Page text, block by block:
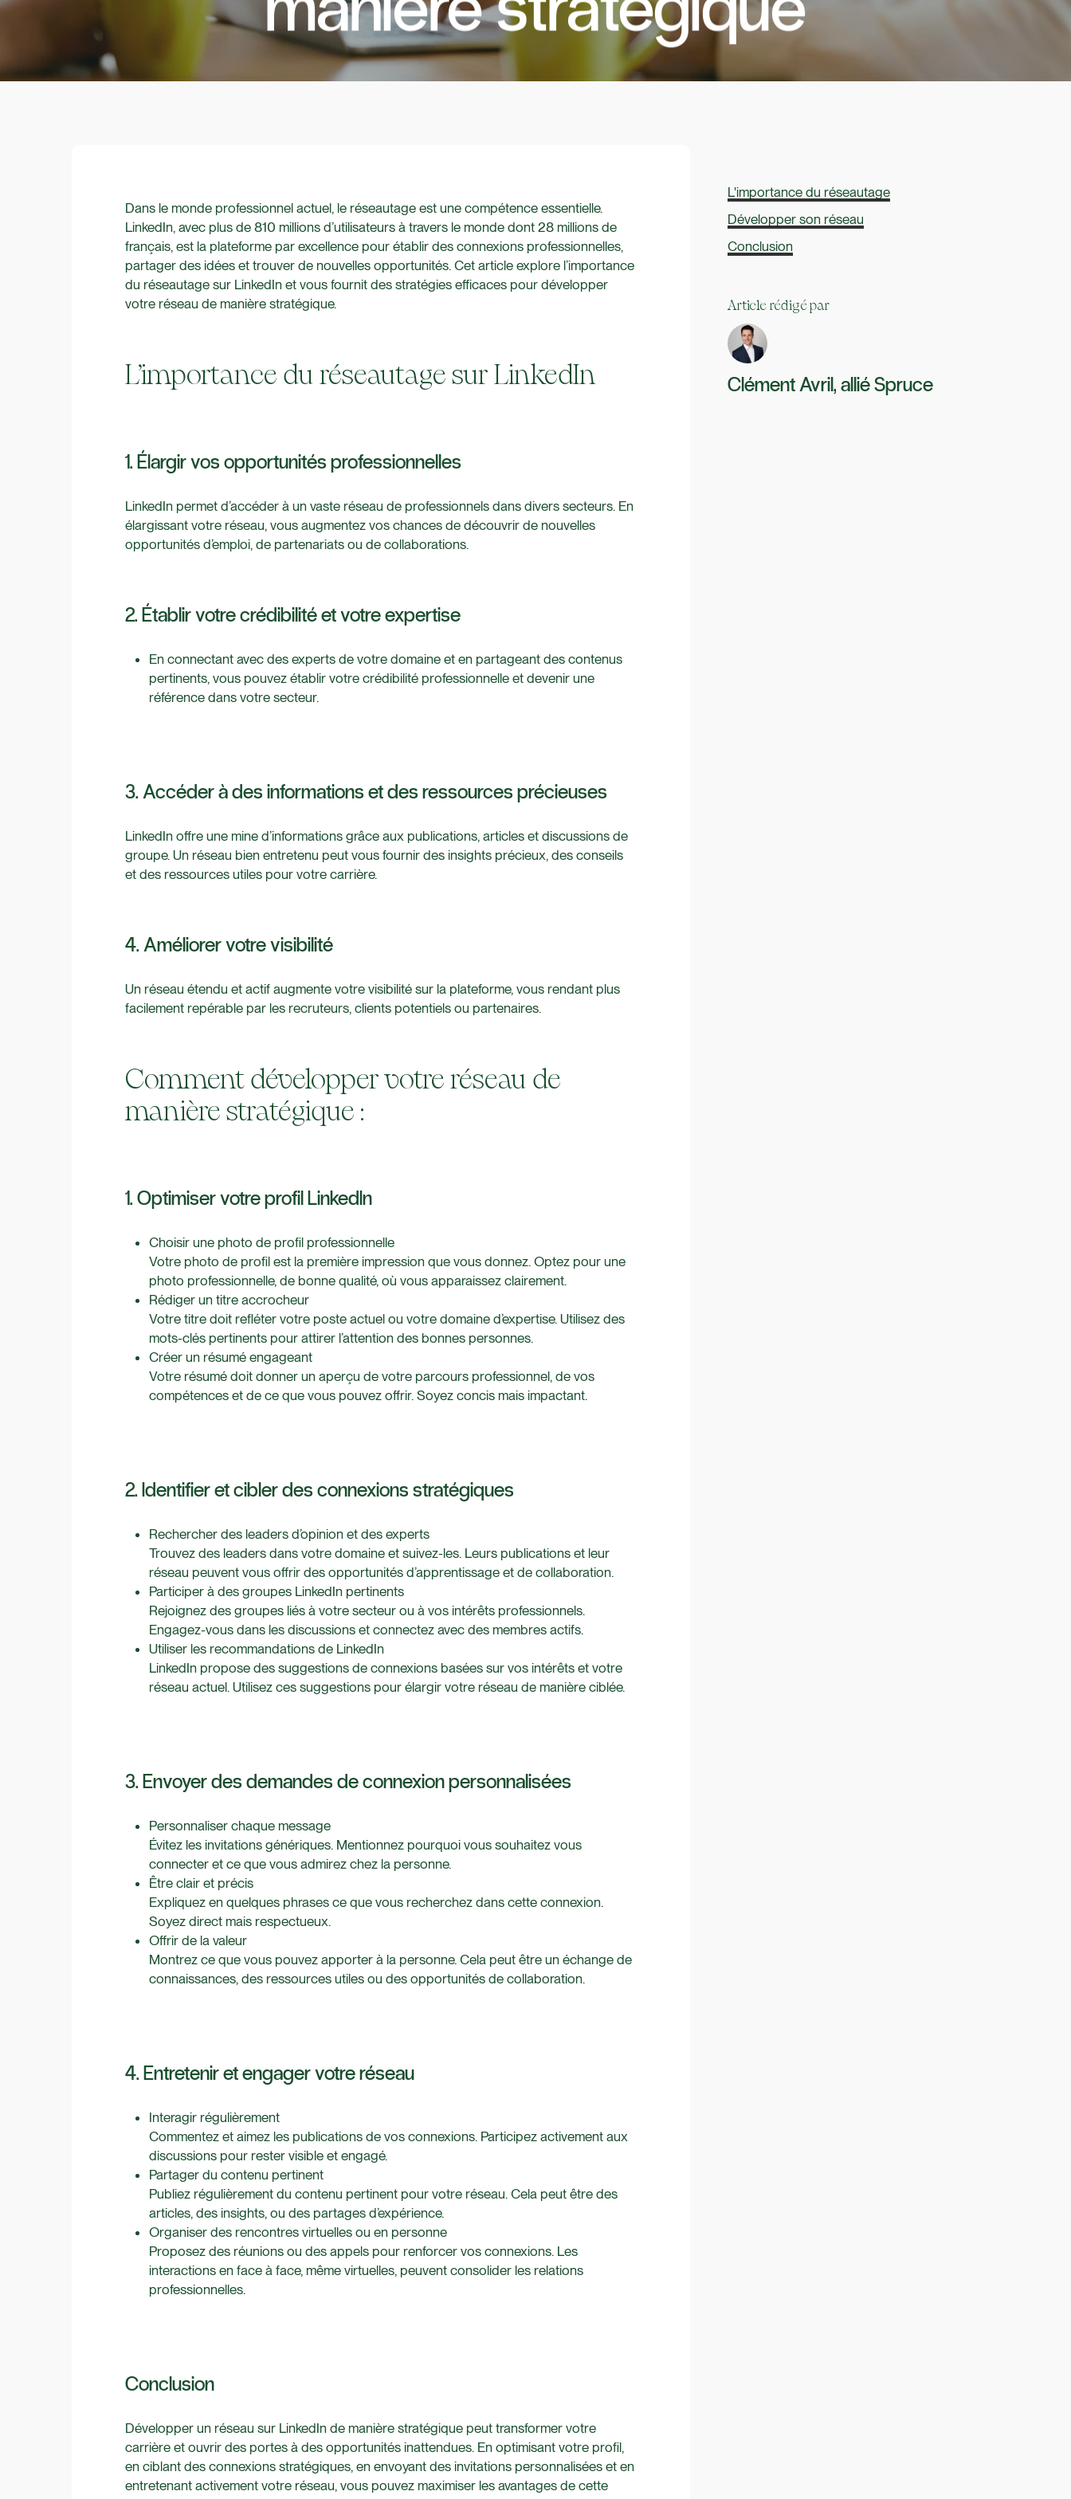
Dans le monde professionnel actuel, le réseautage est une compétence essentielle.
LinkedIn, avec plus de 810 millions d’utilisateurs à travers le monde dont 28 millions de
français, est la plateforme par excellence pour établir des connexions professionnelles,
partager des idées et trouver de nouvelles opportunités. Cet article explore l’importance
du réseautage sur LinkedIn et vous fournit des stratégies efficaces pour développer
votre réseau de manière stratégique.
L’importance du réseautage sur LinkedIn
1. Élargir vos opportunités professionnelles
LinkedIn permet d’accéder à un vaste réseau de professionnels dans divers secteurs. En
élargissant votre réseau, vous augmentez vos chances de découvrir de nouvelles
opportunités d’emploi, de partenariats ou de collaborations.
2. Établir votre crédibilité et votre expertise
En connectant avec des experts de votre domaine et en partageant des contenus
pertinents, vous pouvez établir votre crédibilité professionnelle et devenir une
référence dans votre secteur.
3. Accéder à des informations et des ressources précieuses
LinkedIn offre une mine d’informations grâce aux publications, articles et discussions de
groupe. Un réseau bien entretenu peut vous fournir des insights précieux, des conseils
et des ressources utiles pour votre carrière.
4. Améliorer votre visibilité
Un réseau étendu et actif augmente votre visibilité sur la plateforme, vous rendant plus
facilement repérable par les recruteurs, clients potentiels ou partenaires.
Comment développer votre réseau de
manière stratégique :
1. Optimiser votre profil LinkedIn
Choisir une photo de profil professionnelle
Votre photo de profil est la première impression que vous donnez. Optez pour une
photo professionnelle, de bonne qualité, où vous apparaissez clairement.
Rédiger un titre accrocheur
Votre titre doit refléter votre poste actuel ou votre domaine d’expertise. Utilisez des
mots-clés pertinents pour attirer l’attention des bonnes personnes.
Créer un résumé engageant
Votre résumé doit donner un aperçu de votre parcours professionnel, de vos
compétences et de ce que vous pouvez offrir. Soyez concis mais impactant.
2. Identifier et cibler des connexions stratégiques
Rechercher des leaders d’opinion et des experts
Trouvez des leaders dans votre domaine et suivez-les. Leurs publications et leur
réseau peuvent vous offrir des opportunités d’apprentissage et de collaboration.
Participer à des groupes LinkedIn pertinents
Rejoignez des groupes liés à votre secteur ou à vos intérêts professionnels.
Engagez-vous dans les discussions et connectez avec des membres actifs.
Utiliser les recommandations de LinkedIn
LinkedIn propose des suggestions de connexions basées sur vos intérêts et votre
réseau actuel. Utilisez ces suggestions pour élargir votre réseau de manière ciblée.
3. Envoyer des demandes de connexion personnalisées
Personnaliser chaque message
Évitez les invitations génériques. Mentionnez pourquoi vous souhaitez vous
connecter et ce que vous admirez chez la personne.
Être clair et précis
Expliquez en quelques phrases ce que vous recherchez dans cette connexion.
Soyez direct mais respectueux.
Offrir de la valeur
Montrez ce que vous pouvez apporter à la personne. Cela peut être un échange de
connaissances, des ressources utiles ou des opportunités de collaboration.
4. Entretenir et engager votre réseau
Interagir régulièrement
Commentez et aimez les publications de vos connexions. Participez activement aux
discussions pour rester visible et engagé.
Partager du contenu pertinent
Publiez régulièrement du contenu pertinent pour votre réseau. Cela peut être des
articles, des insights, ou des partages d’expérience.
Organiser des rencontres virtuelles ou en personne
Proposez des réunions ou des appels pour renforcer vos connexions. Les
interactions en face à face, même virtuelles, peuvent consolider les relations
professionnelles.
Conclusion
Développer un réseau sur LinkedIn de manière stratégique peut transformer votre
carrière et ouvrir des portes à des opportunités inattendues. En optimisant votre profil,
en ciblant des connexions stratégiques, en envoyant des invitations personnalisées et en
entretenant activement votre réseau, vous pouvez maximiser les avantages de cette
L'importance du réseautage
Développer son réseau
Conclusion
Article rédigé par
Clément Avril, allié Spruce